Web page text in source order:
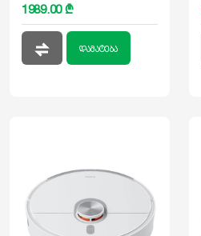
1989.00 ₾
დამატება